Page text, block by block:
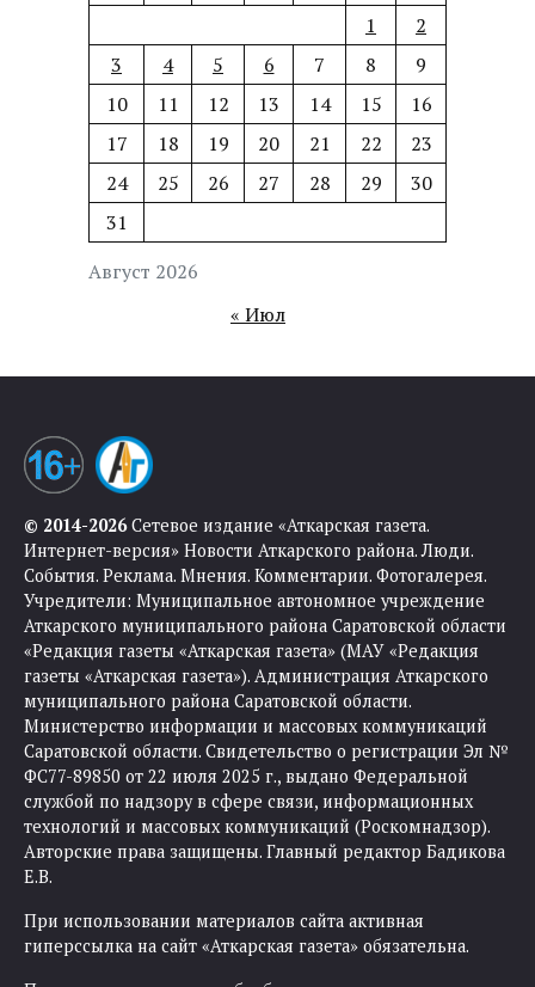
Август 2026
1
2
3
4 5 6 7 8
9
10
11 12 13 14 15
16
17
18 19 20 21 22
23
24
25 26 27 28 29
30
31
« Июл
© 2014-2026Сетевое издание «Аткарская газета.
Интернет-версия» Новости Аткарского района. Люди.
События. Реклама. Мнения. Комментарии. Фотогалерея.
Учредители: Муниципальное автономное учреждение
Аткарского муниципального района Саратовской области
«Редакция газеты «Аткарская газета» (МАУ «Редакция
газеты «Аткарская газета»). Администрация Аткарского
муниципального района Саратовской области.
Министерство информации и массовых коммуникаций
Саратовской области. Свидетельство о регистрации Эл №
ФС77-89850 от 22 июля 2025 г., выдано Федеральной
службой по надзору в сфере связи, информационных
технологий и массовых коммуникаций (Роскомнадзор).
Авторские права защищены. Главный редактор Бадикова
Е.В.
При использовании материалов сайта активная
гиперссылка на сайт «Аткарская газета» обязательна.